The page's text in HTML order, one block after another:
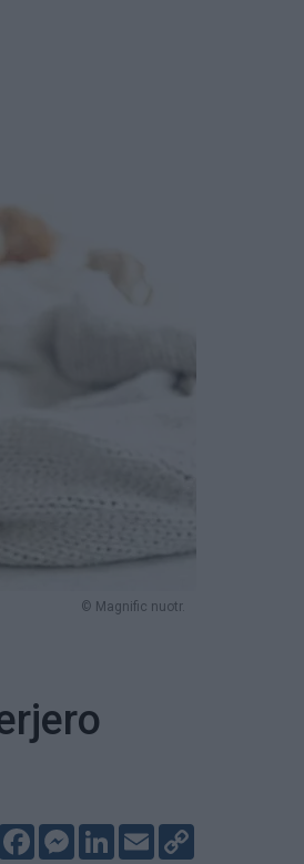
© Magnific nuotr.
FacebookMessenger
LinkedIn
Email